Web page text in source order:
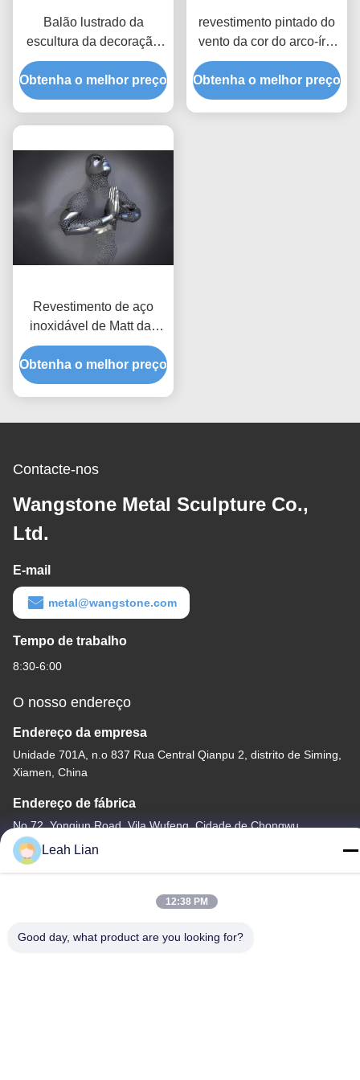
Balão lustrado da
escultura da decoração
espelho de aço
inoxidável feito sob
encomenda home
Obtenha o melhor preço
revestimento pintado do
vento da cor do arco-íris
de 100cm escultura de
aço inoxidável cinética
Obtenha o melhor preço
Revestimento de aço
inoxidável de Matt das
esculturas da arte do
homem figurativo home
da parede 3d da
Obtenha o melhor preço
Contacte-nos
Wangstone Metal Sculpture Co.,
Ltd.
E-mail
metal@wangstone.com
Tempo de trabalho
8:30-6:00
O nosso endereço
Endereço da empresa
Unidade 701A, n.o 837 Rua Central Qianpu 2, distrito de Siming,
Xiamen, China
Endereço de fábrica
No 72, Yongjun Road, Vila Wufeng, Cidade de Chongwu,
Quanzhou, Fujian, China
Telefone
Leah Lian
12:38 PM
Good day, what product are you looking for?